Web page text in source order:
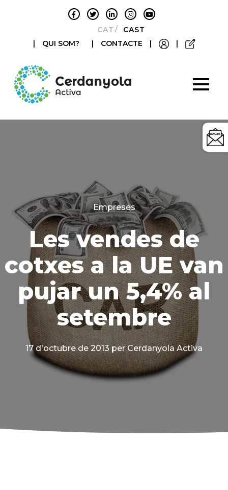
CATALÀCASTELLANO
|
QUI SOM? | CONTACTE | |
Categories
Empreses
Les vendes de
cotxes a la UE van
pujar un 5,4% al
setembre
17 d'octubre de 2013 per Cerdanyola Activa